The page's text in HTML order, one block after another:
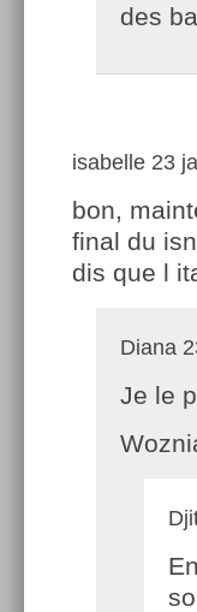
des
isabelle 23
bon,
final du
dis que l
Diana
Je le